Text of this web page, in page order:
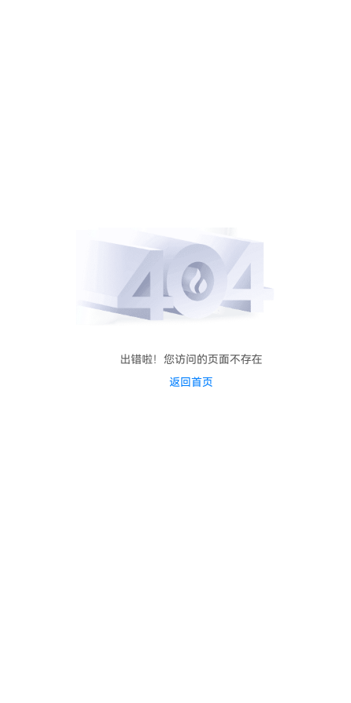
出错啦！您访问的页面不存在
返回首页